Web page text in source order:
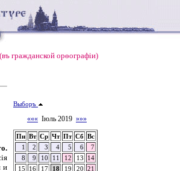
гражданской орѳографiи)
и
Выборъ
««« Іюль 2019 »»»
Пн Вт Ср Чт Пт Сб Вс
1
2 3 4 5 6
7
8
9 10 11 12 13
14
15
16 17 18 19 20 21